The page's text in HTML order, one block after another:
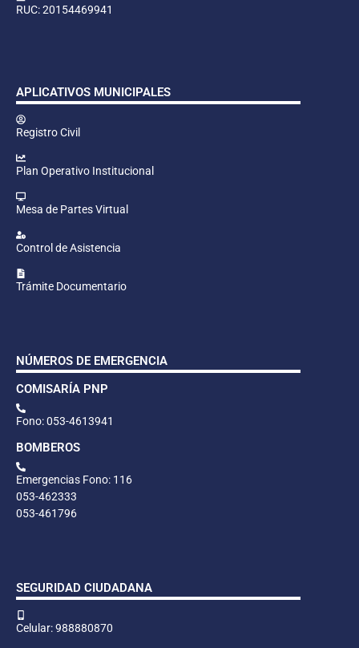
RUC: 20154469941
APLICATIVOS MUNICIPALES
Registro Civil
Plan Operativo Institucional
Mesa de Partes Virtual
Control de Asistencia
Trámite Documentario
NÚMEROS DE EMERGENCIA
COMISARÍA PNP
Fono: 053-4613941
BOMBEROS
Emergencias Fono: 116
053-462333
053-461796
SEGURIDAD CIUDADANA
Celular: 988880870